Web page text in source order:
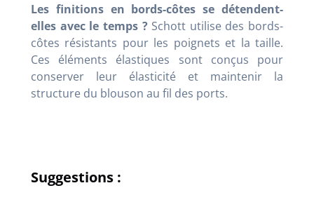
Les finitions en bords-côtes se détendent-
elles avec le temps ? Schott utilise des bords-
côtes résistants pour les poignets et la taille.
Ces éléments élastiques sont conçus pour
conserver leur élasticité et maintenir la
structure du blouson au fil des ports.
Suggestions :